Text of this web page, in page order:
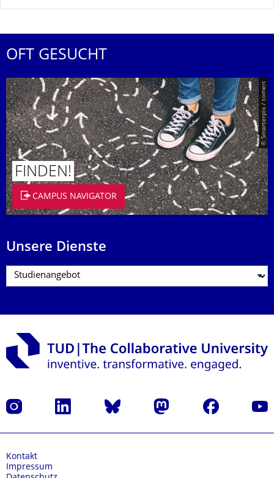
OFT GESUCHT
© Smarterpix / tomert
FINDEN!
CAMPUS NAVIGATOR
Unsere Dienste
Instagram LinkedIn Bluesky Mastodon Facebook
Kontakt
Impressum